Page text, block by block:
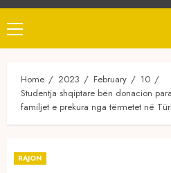
Primary
Menu
Home 2023 February
10
Studentja shqiptare bën donacion
familjet e prekura nga tërmetet në
RAJON